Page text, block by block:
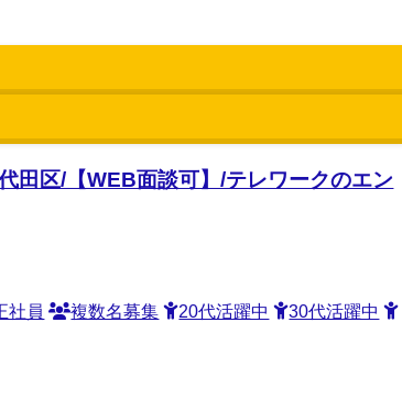
田区/【WEB面談可】/テレワークのエン
社員 複数名募集 20代活躍中
30代活躍中